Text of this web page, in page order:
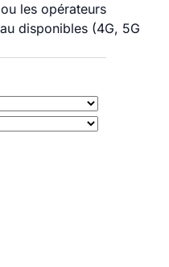
les opérateurs
disponibles (4G, 5G